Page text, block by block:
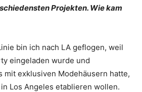
Projekten. Wie kam
bin ich nach LA geflogen, weil
eingeladen wurde und
mit exklusiven Modehäusern hatte,
Los Angeles etablieren wollen.